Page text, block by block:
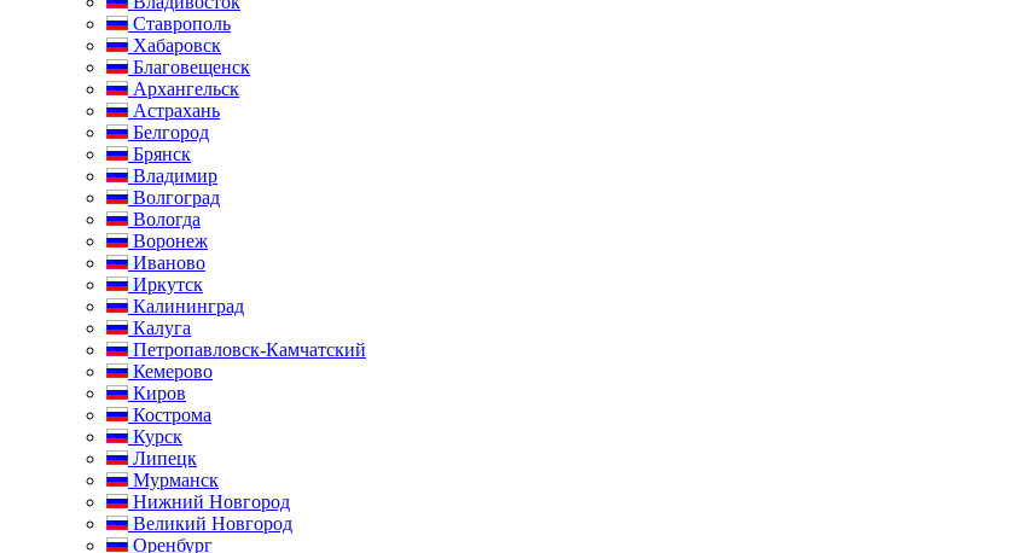
Ставрополь
Хабаровск
Благовещенск
Архангельск
Астрахань
Белгород
Брянск
Владимир
Волгоград
Вологда
Воронеж
Иваново
Иркутск
Калининград
Калуга
Петропавловск-Камчатский
Кемерово
Киров
Кострома
Курск
Липецк
Мурманск
Нижний Новгород
Великий Новгород
Оренбург